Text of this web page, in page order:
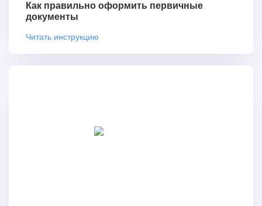
Как правильно оформить первичные
документы
Читать инструкцию